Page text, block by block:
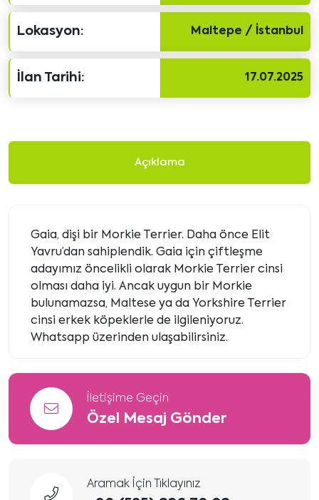
Lokasyon: Maltepe / İstanbul
İlan Tarihi: 17.07.2025
Açıklama
Gaia, dişi bir Morkie Terrier. Daha önce Elit
Yavru’dan sahiplendik. Gaia için çiftleşme
adayımız öncelikli olarak Morkie Terrier cinsi
olması daha iyi. Ancak uygun bir Morkie
bulunamazsa, Maltese ya da Yorkshire Terrier
cinsi erkek köpeklerle de ilgileniyoruz.
Whatsapp üzerinden ulaşabilirsiniz.
İletişime Geçin
Özel Mesaj Gönder
Aramak İçin Tıklayınız